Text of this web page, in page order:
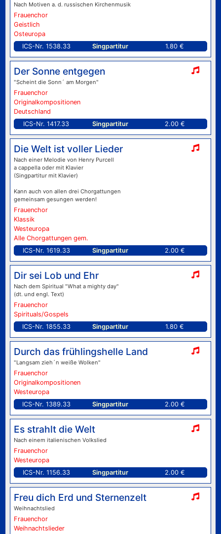
Nach Motiven a. d. russischen Kirchenmusik
Frauenchor
Geistlich
Osteuropa
ICS-Nr. 1538.33
Singpartitur 1.80 €
Der Sonne entgegen
"Scheint die Sonn´ am Morgen"
Frauenchor
Originalkompositionen
Deutschland
ICS-Nr. 1417.33
Singpartitur 2.00 €
Die Welt ist voller Lieder
Nach einer Melodie von Henry Purcell
a cappella oder mit Klavier
(Singpartitur mit Klavier)
Kann auch von allen drei Chorgattungen
gemeinsam gesungen werden!
Frauenchor
Klassik
Westeuropa
Alle Chorgattungen gem.
ICS-Nr. 1619.33
Singpartitur 2.00 €
Dir sei Lob und Ehr
Nach dem Spiritual "What a mighty day"
(dt. und engl. Text)
Frauenchor
Spirituals/Gospels
ICS-Nr. 1855.33
Singpartitur 1.80 €
Durch das frühlingshelle Land
"Langsam zieh´n weiße Wolken"
Frauenchor
Originalkompositionen
Westeuropa
ICS-Nr. 1389.33
Singpartitur 2.00 €
Es strahlt die Welt
Nach einem italienischen Volkslied
Frauenchor
Westeuropa
ICS-Nr. 1156.33
Singpartitur 2.00 €
Freu dich Erd und Sternenzelt
Weihnachtslied
Frauenchor
Weihnachtslieder